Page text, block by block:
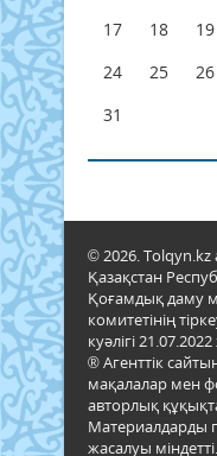
17
18 19
24
25 26
31
© 2026. Tolqyn.kz
Қазақстан
Қоғамдық даму
комитетінің
куәлігі
® Агенттік
мақалалар мен
авторлық
Материалдарды
жасалуы міндетті.